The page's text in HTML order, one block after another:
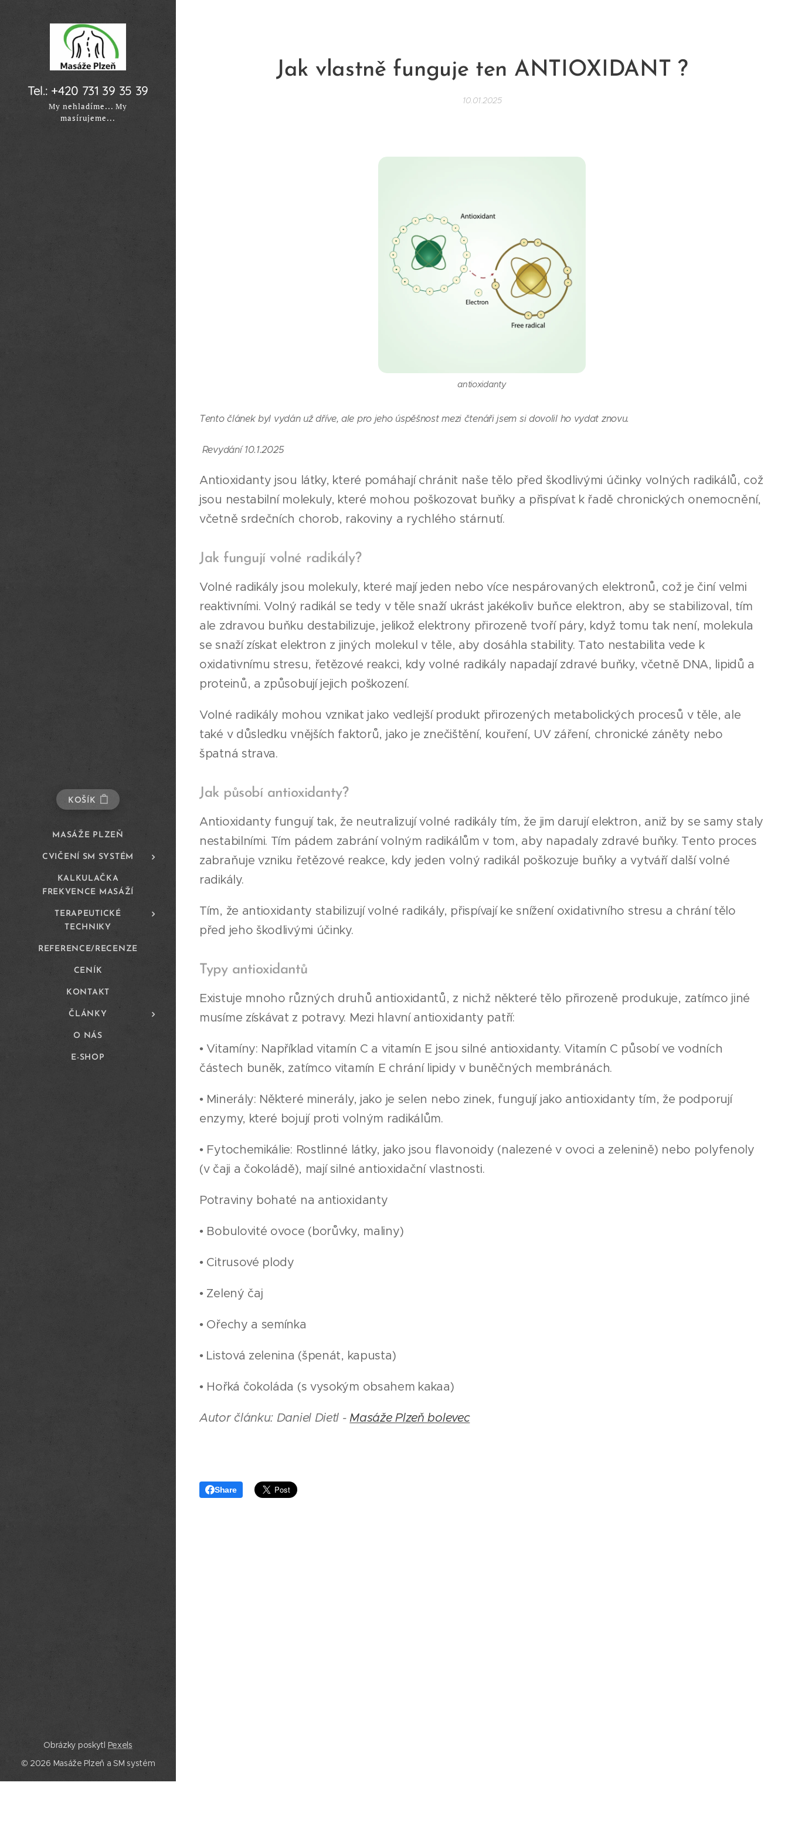
Tel.: +420 731 39 35 39
My nehladíme... My
masírujeme...
KOŠÍK
MASÁŽE PLZEŇ
CVIČENÍ SM SYSTÉM
KALKULAČKA
FREKVENCE MASÁŽÍ
TERAPEUTICKÉ
TECHNIKY
REFERENCE/RECENZE
CENÍK
KONTAKT
ČLÁNKY
O NÁS
E-SHOP
Jak vlastně funguje ten ANTIOXIDANT ?
10.01.2025
antioxidanty
Tento článek byl vydán už dříve, ale pro jeho úspěšnost mezi čtenáři jsem si dovolil ho vydat znovu.
Revydání 10.1.2025
Antioxidanty jsou látky, které pomáhají chránit naše tělo před škodlivými účinky volných radikálů, což
jsou nestabilní molekuly, které mohou poškozovat buňky a přispívat k řadě chronických onemocnění,
včetně srdečních chorob, rakoviny a rychlého stárnutí.
Jak fungují volné radikály?
Volné radikály jsou molekuly, které mají jeden nebo více nespárovaných elektronů, což je činí velmi
reaktivními. Volný radikál se tedy v těle snaží ukrást jakékoliv buňce elektron, aby se stabilizoval, tím
ale zdravou buňku destabilizuje, jelikož elektrony přirozeně tvoří páry, když tomu tak není, molekula
se snaží získat elektron z jiných molekul v těle, aby dosáhla stability. Tato nestabilita vede k
oxidativnímu stresu, řetězové reakci, kdy volné radikály napadají zdravé buňky, včetně DNA, lipidů a
proteinů, a způsobují jejich poškození.
Volné radikály mohou vznikat jako vedlejší produkt přirozených metabolických procesů v těle, ale
také v důsledku vnějších faktorů, jako je znečištění, kouření, UV záření, chronické záněty nebo
špatná strava.
Jak působí antioxidanty?
Antioxidanty fungují tak, že neutralizují volné radikály tím, že jim darují elektron, aniž by se samy staly
nestabilními. Tím pádem zabrání volným radikálům v tom, aby napadaly zdravé buňky. Tento proces
zabraňuje vzniku řetězové reakce, kdy jeden volný radikál poškozuje buňky a vytváří další volné
radikály.
Tím, že antioxidanty stabilizují volné radikály, přispívají ke snížení oxidativního stresu a chrání tělo
před jeho škodlivými účinky.
Typy antioxidantů
Existuje mnoho různých druhů antioxidantů, z nichž některé tělo přirozeně produkuje, zatímco jiné
musíme získávat z potravy. Mezi hlavní antioxidanty patří:
• Vitamíny: Například vitamín C a vitamín E jsou silné antioxidanty. Vitamín C působí ve vodních
částech buněk, zatímco vitamín E chrání lipidy v buněčných membránách.
• Minerály: Některé minerály, jako je selen nebo zinek, fungují jako antioxidanty tím, že podporují
enzymy, které bojují proti volným radikálům.
• Fytochemikálie: Rostlinné látky, jako jsou flavonoidy (nalezené v ovoci a zelenině) nebo polyfenoly
(v čaji a čokoládě), mají silné antioxidační vlastnosti.
Potraviny bohaté na antioxidanty
• Bobulovité ovoce (borůvky, maliny)
• Citrusové plody
• Zelený čaj
• Ořechy a semínka
• Listová zelenina (špenát, kapusta)
• Hořká čokoláda (s vysokým obsahem kakaa)
Autor článku: Daniel Dietl - Masáže Plzeň bolevec
Share
Obrázky poskytl Pexels
© 2026 Masáže Plzeň a SM systém